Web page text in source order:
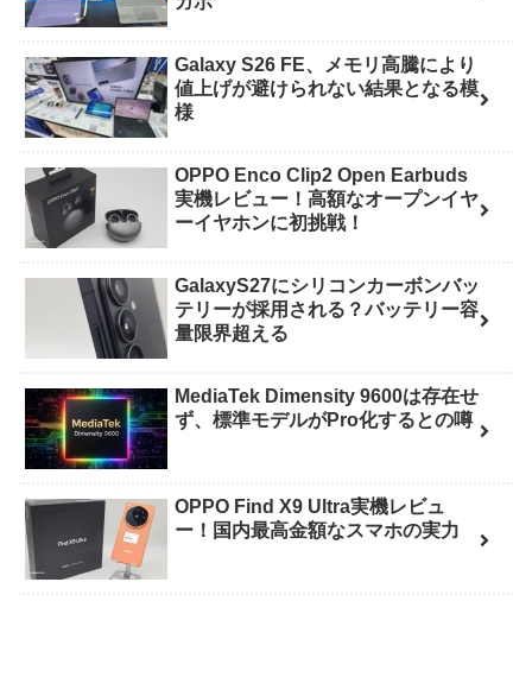
Galaxy S26 FE、メモリ高騰により
値上げが避けられない結果となる模
様
OPPO Enco Clip2 Open Earbuds
実機レビュー！高額なオープンイヤ
ーイヤホンに初挑戦！
GalaxyS27にシリコンカーボンバッ
テリーが採用される？バッテリー容
量限界超える
MediaTek Dimensity 9600は存在せ
ず、標準モデルがPro化するとの噂
OPPO Find X9 Ultra実機レビュ
ー！国内最高金額なスマホの実力